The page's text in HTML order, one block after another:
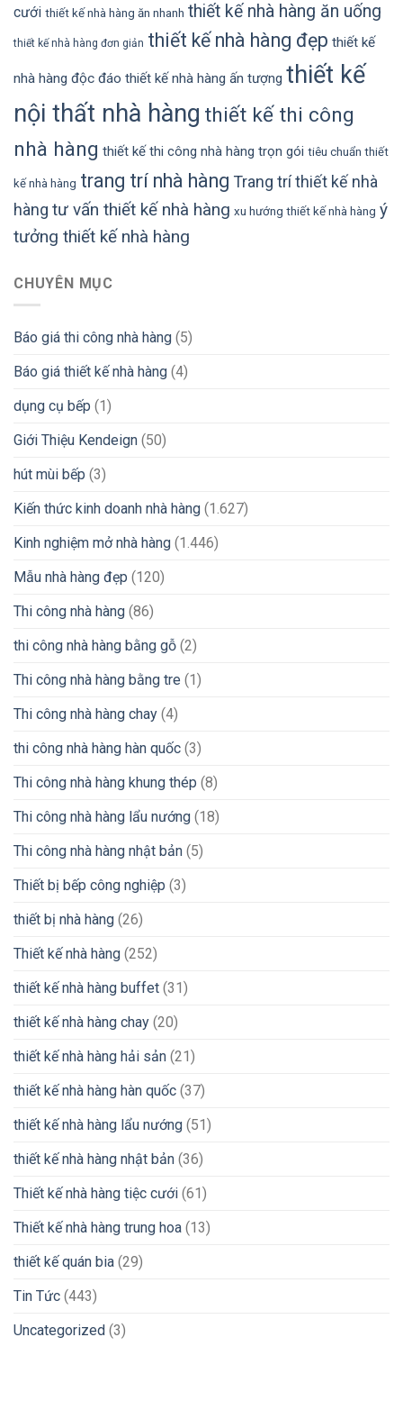
cưới thiết kế nhà hàng ăn nhanh thiết kế nhà hàng ăn uống
thiết kế nhà hàng đơn giản thiết kế nhà hàng đẹp thiết kế
nhà hàng độc đáo thiết kế nhà hàng ấn tượng thiết kế
nội thất nhà hàng thiết kế thi công
nhà hàng thiết kế thi công nhà hàng trọn gói tiêu chuẩn thiết
kế nhà hàng trang trí nhà hàng Trang trí thiết kế nhà
hàng tư vấn thiết kế nhà hàng xu hướng thiết kế nhà hàng ý
tưởng thiết kế nhà hàng
CHUYÊN MỤC
Báo giá thi công nhà hàng (5)
Báo giá thiết kế nhà hàng (4)
dụng cụ bếp (1)
Giới Thiệu Kendeign (50)
hút mùi bếp (3)
Kiến thức kinh doanh nhà hàng (1.627)
Kinh nghiệm mở nhà hàng (1.446)
Mẫu nhà hàng đẹp (120)
Thi công nhà hàng (86)
thi công nhà hàng bằng gỗ (2)
Thi công nhà hàng bằng tre (1)
Thi công nhà hàng chay (4)
thi công nhà hàng hàn quốc (3)
Thi công nhà hàng khung thép (8)
Thi công nhà hàng lẩu nướng (18)
Thi công nhà hàng nhật bản (5)
Thiết bị bếp công nghiệp (3)
thiết bị nhà hàng (26)
Thiết kế nhà hàng (252)
thiết kế nhà hàng buffet (31)
thiết kế nhà hàng chay (20)
thiết kế nhà hàng hải sản (21)
thiết kế nhà hàng hàn quốc (37)
thiết kế nhà hàng lẩu nướng (51)
thiết kế nhà hàng nhật bản (36)
Thiết kế nhà hàng tiệc cưới (61)
Thiết kế nhà hàng trung hoa (13)
thiết kế quán bia (29)
Tin Tức (443)
Uncategorized (3)